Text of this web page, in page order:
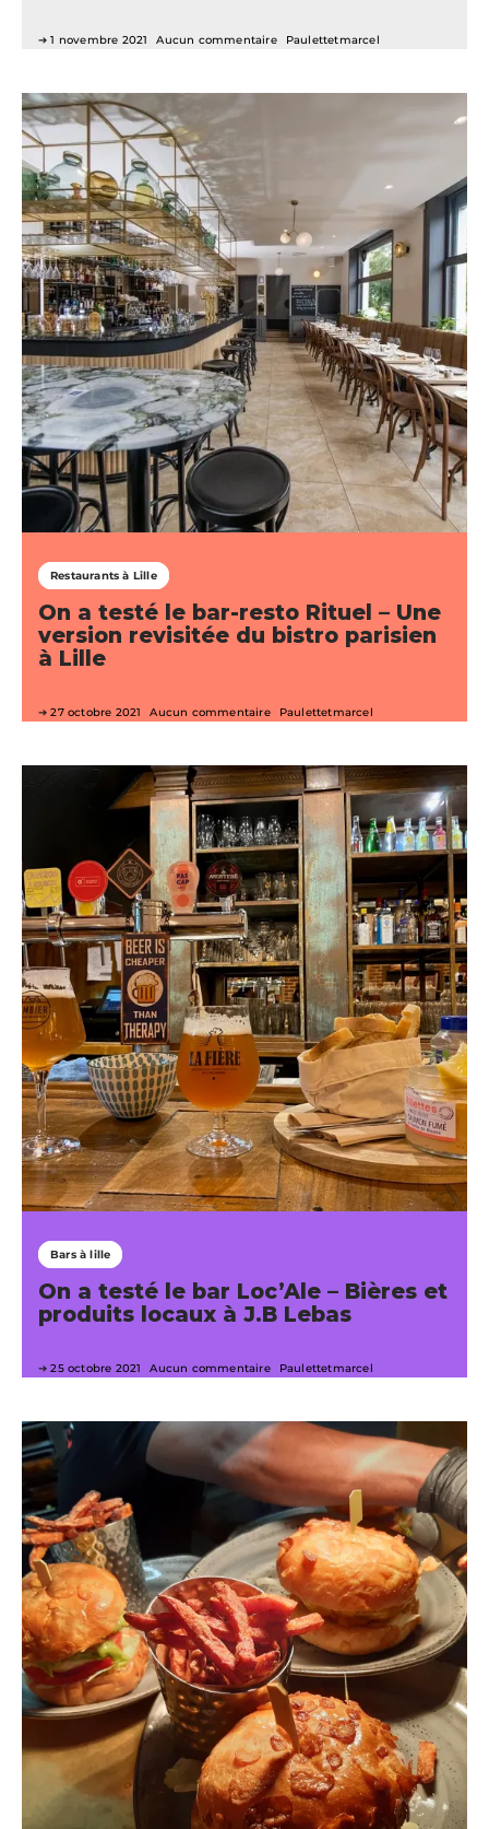
1 novembre 2021 Aucun commentaire Paulettetmarcel
Restaurants à Lille
On a testé le bar-resto Rituel – Une
version revisitée du bistro parisien
à Lille
27 octobre 2021 Aucun commentaire Paulettetmarcel
Bars à lille
On a testé le bar Loc’Ale – Bières et
produits locaux à J.B Lebas
25 octobre 2021 Aucun commentaire Paulettetmarcel